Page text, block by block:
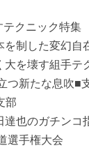
クニック特集
制した変幻自
を壊す組手テ
つ新たな息吹■
部
也のガチンコ
選手権大会